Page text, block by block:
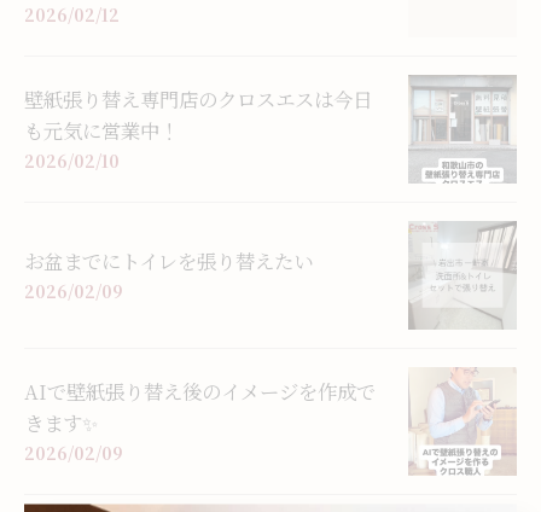
2026/02/12
壁紙張り替え専門店のクロスエスは今日
も元気に営業中！
2026/02/10
お盆までにトイレを張り替えたい
2026/02/09
AIで壁紙張り替え後のイメージを作成で
きます✨
2026/02/09